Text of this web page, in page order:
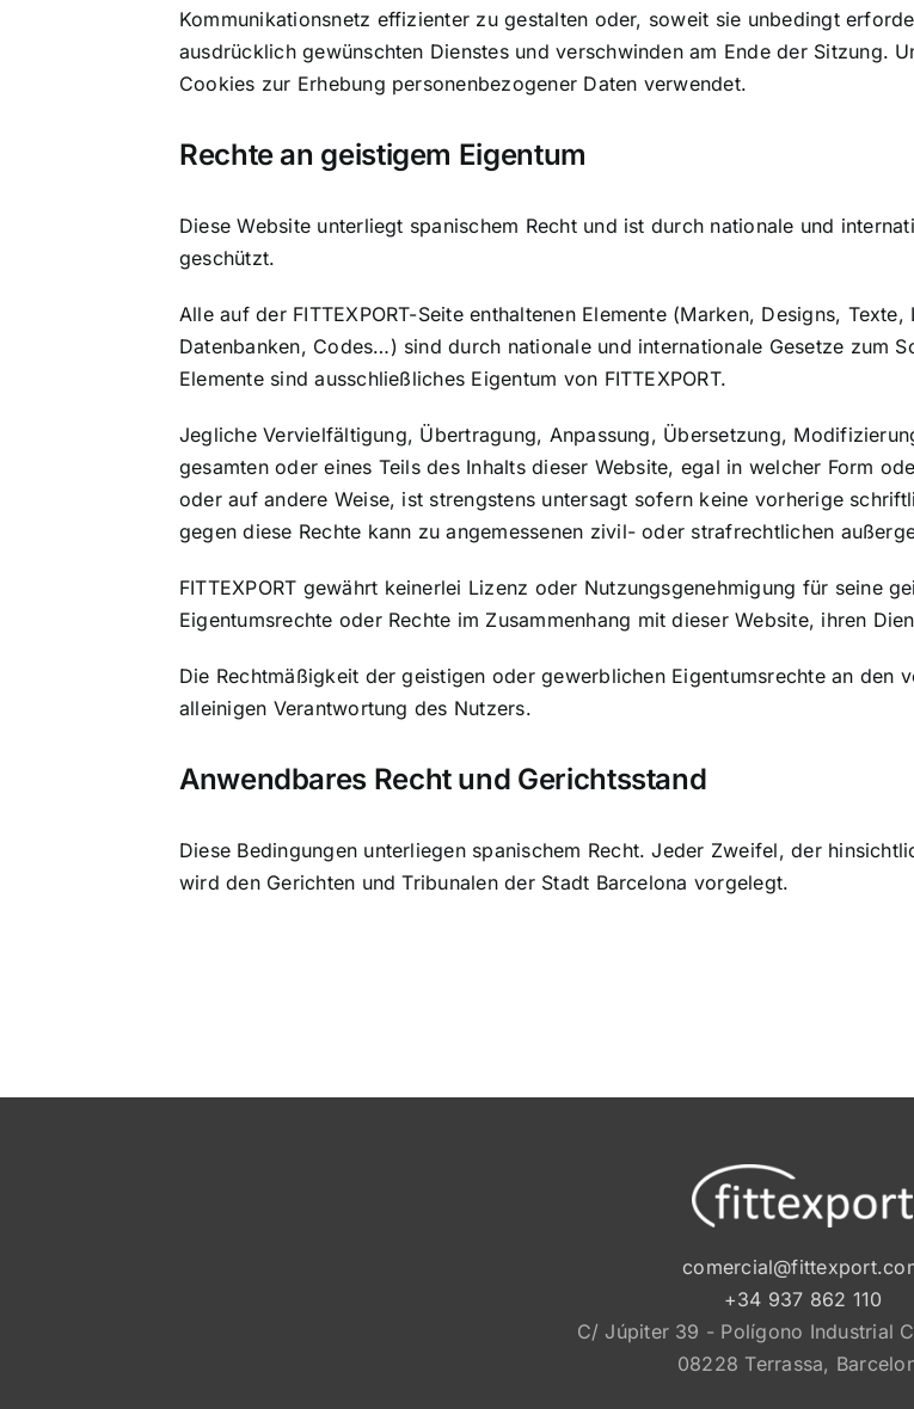
Kommunikationsnetz effizienter zu gestalten oder, soweit sie unbedingt
ausdrücklich gewünschten Dienstes und verschwinden am Ende der Sitzung.
Cookies zur Erhebung personenbezogener Daten verwendet.
Rechte an geistigem Eigentum
Diese Website unterliegt spanischem Recht und ist durch nationale und
geschützt.
Alle auf der FITTEXPORT-Seite enthaltenen Elemente (Marken, Designs,
Datenbanken, Codes…) sind durch nationale und internationale Gesetze zum
Elemente sind ausschließliches Eigentum von FITTEXPORT.
Jegliche Vervielfältigung, Übertragung, Anpassung, Übersetzung,
gesamten oder eines Teils des Inhalts dieser Website, egal in welcher Form
oder auf andere Weise, ist strengstens untersagt sofern keine vorherige
gegen diese Rechte kann zu angemessenen zivil- oder strafrechtlichen
FITTEXPORT gewährt keinerlei Lizenz oder Nutzungsgenehmigung für seine
Eigentumsrechte oder Rechte im Zusammenhang mit dieser Website, ihren
Die Rechtmäßigkeit der geistigen oder gewerblichen Eigentumsrechte an den
alleinigen Verantwortung des Nutzers.
Anwendbares Recht und Gerichtsstand
Diese Bedingungen unterliegen spanischem Recht. Jeder Zweifel, der
wird den Gerichten und Tribunalen der Stadt Barcelona vorgelegt.
+34 937 862 110
C/ Júpiter 39 - Polígono Industrial
08228 Terrassa,